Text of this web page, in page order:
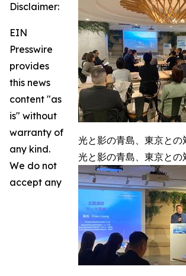
光と影の青島、東京との
光と影の青島、東京との
Disclaimer:
EIN
Presswire
provides
this news
content "as
is" without
warranty of
any kind.
We do not
accept any